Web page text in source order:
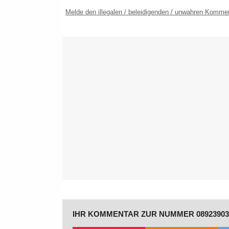
Melde den illegalen / beleidigenden / unwahren
IHR KOMMENTAR ZUR NUMMER